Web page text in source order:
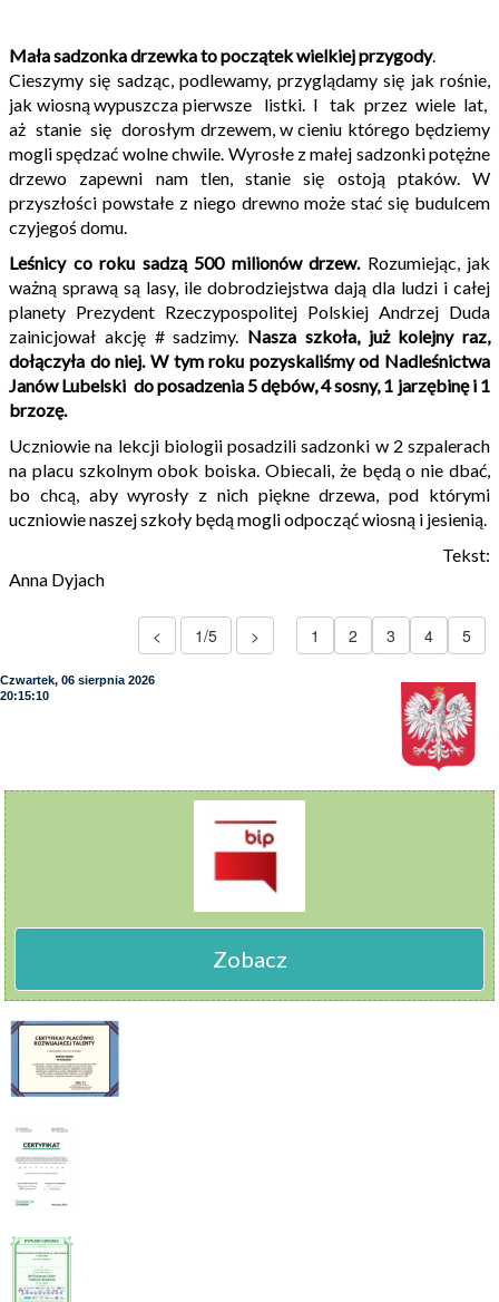
Mała sadzonka drzewka to początek wielkiej przygody.
Cieszymy się sadząc, podlewamy, przyglądamy się jak rośnie,
jak wiosną wypuszcza pierwsze listki. I tak przez wiele lat,
aż stanie się dorosłym drzewem, w cieniu którego będziemy
mogli spędzać wolne chwile. Wyrosłe z małej sadzonki potężne
drzewo zapewni nam tlen, stanie się ostoją ptaków. W
przyszłości powstałe z niego drewno może stać się budulcem
czyjegoś domu.
Leśnicy co roku sadzą 500 milionów drzew.Rozumiejąc, jak
ważną sprawą są lasy, ile dobrodziejstwa dają dla ludzi i całej
planety Prezydent Rzeczypospolitej Polskiej Andrzej Duda
zainicjował akcję # sadzimy. Nasza szkoła, już kolejny raz,
dołączyła do niej. W tym roku pozyskaliśmy od Nadleśnictwa
Janów Lubelski do posadzenia 5 dębów, 4 sosny, 1 jarzębinę i 1
brzozę.
Uczniowie na lekcji biologii posadzili sadzonki w 2 szpalerach
na placu szkolnym obok boiska. Obiecali, że będą o nie dbać,
bo chcą, aby wyrosły z nich piękne drzewa, pod którymi
uczniowie naszej szkoły będą mogli odpocząć wiosną i jesienią.
Tekst:
Anna Dyjach
< 1/5 > 1 2 3 4 5
Zobacz
Czwartek, 06 sierpnia 2026
20:15:11